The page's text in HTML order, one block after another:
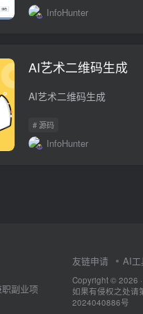
InfoHunter
AI艺术二维码生成
AI艺术二维码生成
# 源码
InfoHunter
副业项
友链申请 AI
Copyright © 2026
如果有侵权之处请
2024040886号